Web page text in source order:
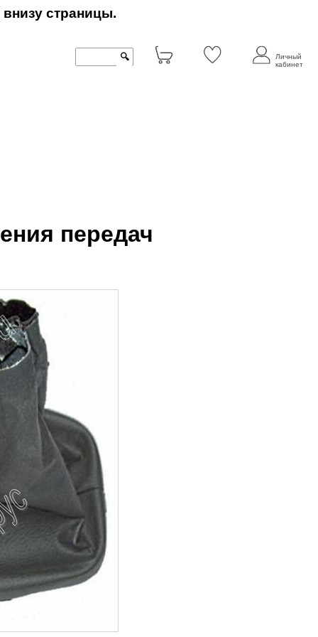
страницы.
🔍
Личный
кабинет
передач